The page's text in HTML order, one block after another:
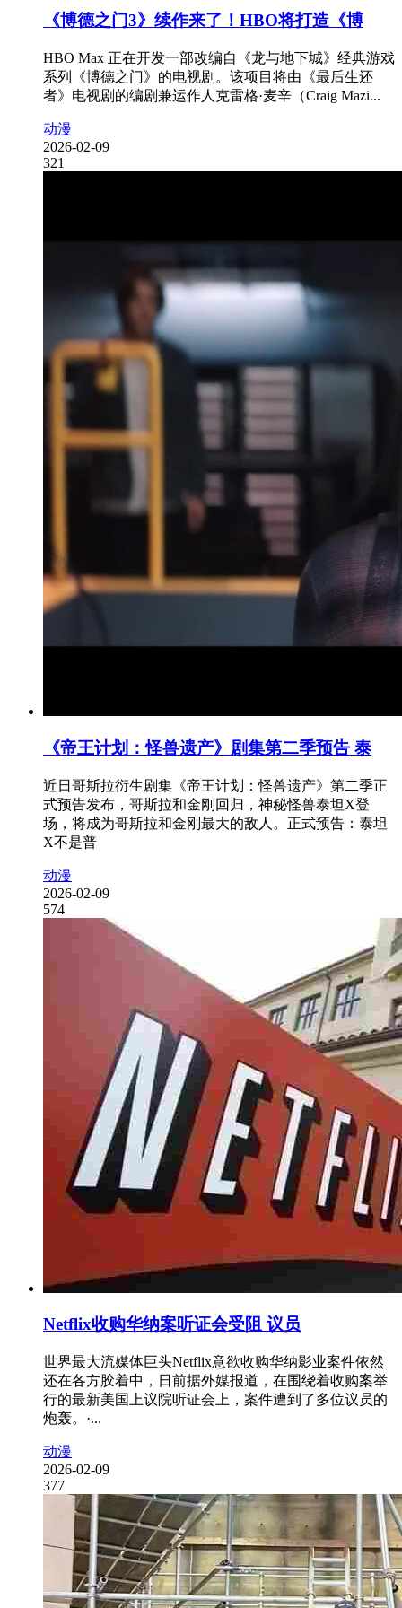
《博德之门3》续作来了！HBO将打造《博
HBO Max 正在开发一部改编自《龙与地下城》经典游戏
系列《博德之门》的电视剧。该项目将由《最后生还
者》电视剧的编剧兼运作人克雷格·麦辛（Craig Mazi...
动漫
2026-02-09
321
《帝王计划：怪兽遗产》剧集第二季预告 泰
近日哥斯拉衍生剧集《帝王计划：怪兽遗产》第二季正
式预告发布，哥斯拉和金刚回归，神秘怪兽泰坦X登
场，将成为哥斯拉和金刚最大的敌人。正式预告：泰坦
X不是普
动漫
2026-02-09
574
Netflix收购华纳案听证会受阻 议员
世界最大流媒体巨头Netflix意欲收购华纳影业案件依然
还在各方胶着中，日前据外媒报道，在围绕着收购案举
行的最新美国上议院听证会上，案件遭到了多位议员的
炮轰。·...
动漫
2026-02-09
377